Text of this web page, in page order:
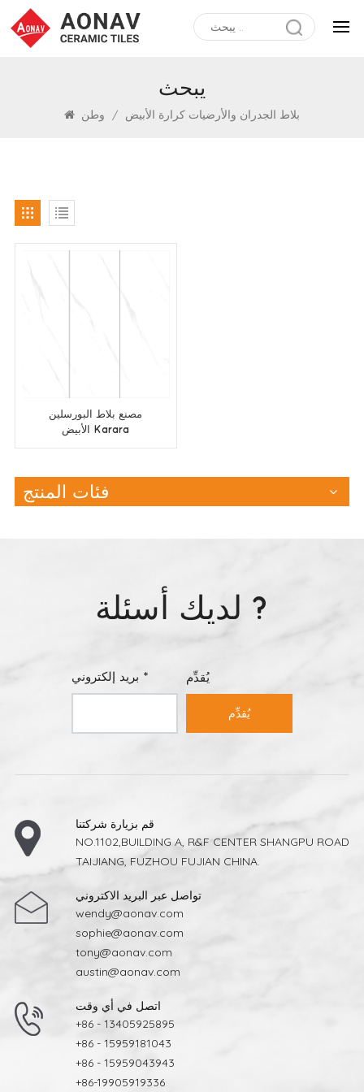
يبحث
/ بلاط الجدران والأرضيات كرارة الأبيض
مصنع بلاط البورسلين
الأبيض Karara
فئات المنتج
لديك أسئلة ?
بريد إلكتروني * يُقدِّم
يُقدِّم
قم بزيارة شركتنا
NO.1102,BUILDING A, R&F CENTER SHANGPU ROAD
TAIJIANG, FUZHOU FUJIAN CHINA.
تواصل عبر البريد الاكتروني
wendy@aonav.com
sophie@aonav.com
tony@aonav.com
austin@aonav.com
اتصل في أي وقت
+86 - 13405925895
+86 - 15959181043
+86 - 15959043943
+86-19905919336